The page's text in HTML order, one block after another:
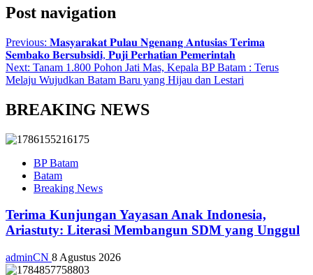
Post navigation
Previous: 𝐌𝐚𝐬𝐲𝐚𝐫𝐚𝐤𝐚𝐭 𝐏𝐮𝐥𝐚𝐮 𝐍𝐠𝐞𝐧𝐚𝐧𝐠 𝐀𝐧𝐭𝐮𝐬𝐢𝐚𝐬 𝐓𝐞𝐫𝐢𝐦𝐚
𝐒𝐞𝐦𝐛𝐚𝐤𝐨 𝐁𝐞𝐫𝐬𝐮𝐛𝐬𝐢𝐝𝐢, 𝐏𝐮𝐣𝐢 𝐏𝐞𝐫𝐡𝐚𝐭𝐢𝐚𝐧 𝐏𝐞𝐦𝐞𝐫𝐢𝐧𝐭𝐚𝐡
Next: Tanam 1.800 Pohon Jati Mas, Kepala BP Batam : Terus
Melaju Wujudkan Batam Baru yang Hijau dan Lestari
BREAKING NEWS
BP Batam
Batam
Breaking News
Terima Kunjungan Yayasan Anak Indonesia,
Ariastuty: Literasi Membangun SDM yang Unggul
adminCN 8 Agustus 2026